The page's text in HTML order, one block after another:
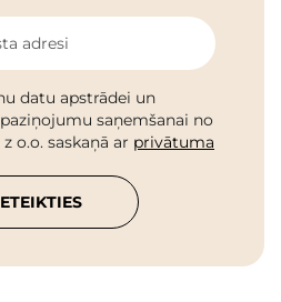
adresi
datu apstrādei un
saņemšanai no
o.o. saskaņā ar privātuma